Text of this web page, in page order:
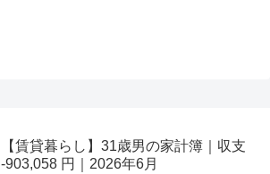
【賃貸暮らし】31歳男の家計簿｜収支
-903,058 円｜2026年6月